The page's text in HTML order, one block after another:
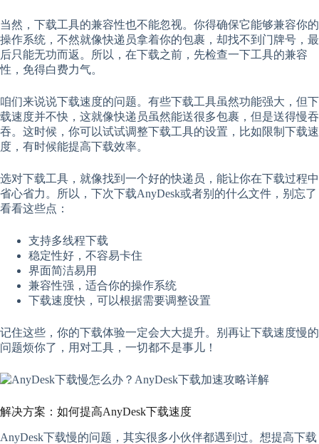
当然，下载工具的兼容性也不能忽视。你得确保它能够兼容你的
操作系统，不然就像快递员拿着你的包裹，却找不到门牌号，最
后只能无功而返。所以，在下载之前，先检查一下工具的兼容
性，免得白费力气。
咱们来说说下载速度的问题。有些下载工具虽然功能强大，但下
载速度并不快，这就像快递员虽然能送很多包裹，但是送得慢吞
吞。这时候，你可以试试调整下载工具的设置，比如限制下载速
度，有时候能提高下载效率。
选对下载工具，就像找到一个好的快递员，能让你在下载过程中
省心省力。所以，下次下载AnyDesk或者别的什么文件，别忘了
看看这些点：
支持多线程下载
稳定性好，不容易卡住
界面简洁易用
兼容性强，适合你的操作系统
下载速度快，可以根据需要调整设置
记住这些，你的下载体验一定会大大提升。别再让下载速度慢的
问题烦你了，用对工具，一切都不是事儿！
解决方案：如何提高AnyDesk下载速度
AnyDesk下载慢的问题，其实很多小伙伴都遇到过。想提高下载